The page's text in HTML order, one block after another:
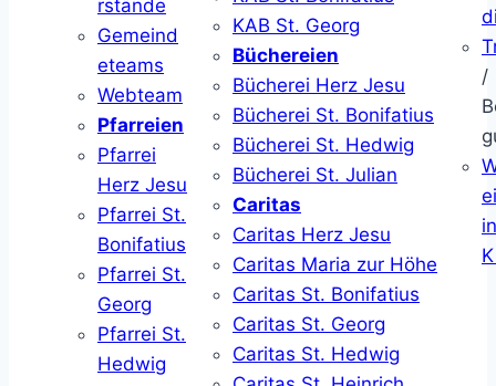
rstände
Gemeind
eteams
Webteam
Pfarreien
Pfarrei
Herz Jesu
Pfarrei St.
Bonifatius
Pfarrei St.
Georg
Pfarrei St.
Hedwig
KAB St. Georg
Büchereien
Bücherei Herz Jesu
Bücherei St. Bonifatius
Bücherei St. Hedwig
Bücherei St. Julian
Caritas
Caritas Herz Jesu
Caritas Maria zur Höhe
Caritas St. Bonifatius
Caritas St. Georg
Caritas St. Hedwig
/